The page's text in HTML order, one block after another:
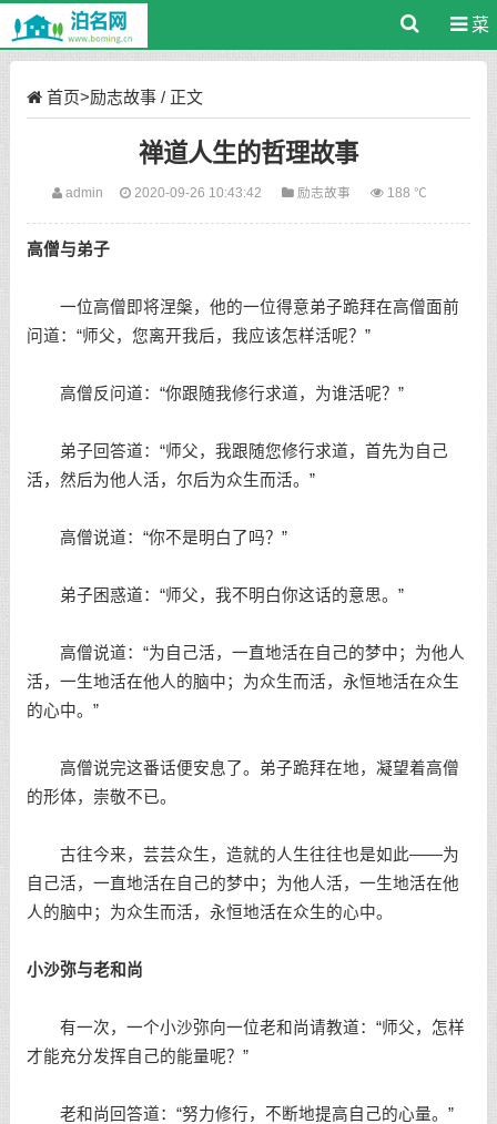
菜
首页>励志故事/ 正文
禅道人生的哲理故事
admin 2020-09-26 10:43:42 励志故事 188 ℃
高僧与弟子
一位高僧即将涅槃，他的一位得意弟子跪拜在高僧面前
问道：“师父，您离开我后，我应该怎样活呢？”
高僧反问道：“你跟随我修行求道，为谁活呢？”
弟子回答道：“师父，我跟随您修行求道，首先为自己
活，然后为他人活，尔后为众生而活。”
高僧说道：“你不是明白了吗？”
弟子困惑道：“师父，我不明白你这话的意思。”
高僧说道：“为自己活，一直地活在自己的梦中；为他人
活，一生地活在他人的脑中；为众生而活，永恒地活在众生
的心中。”
高僧说完这番话便安息了。弟子跪拜在地，凝望着高僧
的形体，崇敬不已。
古往今来，芸芸众生，造就的人生往往也是如此——为
自己活，一直地活在自己的梦中；为他人活，一生地活在他
人的脑中；为众生而活，永恒地活在众生的心中。
小沙弥与老和尚
有一次，一个小沙弥向一位老和尚请教道：“师父，怎样
才能充分发挥自己的能量呢？”
老和尚回答道：“努力修行，不断地提高自己的心量。”